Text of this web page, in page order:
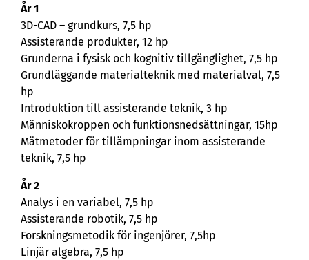
År 1
3D-CAD – grundkurs, 7,5 hp
Assisterande produkter, 12 hp
Grunderna i fysisk och kognitiv tillgänglighet, 7,5 hp
Grundläggande materialteknik med materialval, 7,5
hp
Introduktion till assisterande teknik, 3 hp
Människokroppen och funktionsnedsättningar, 15hp
Mätmetoder för tillämpningar inom assisterande
teknik, 7,5 hp
År 2
Analys i en variabel, 7,5 hp
Assisterande robotik, 7,5 hp
Forskningsmetodik för ingenjörer, 7,5hp
Linjär algebra, 7,5 hp